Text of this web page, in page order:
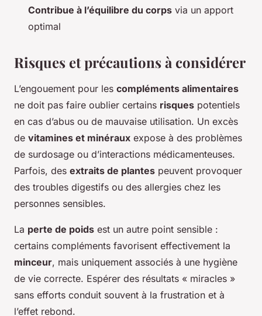
Contribue à l’équilibre du corps via un apport
optimal
Risques et précautions à considérer
L’engouement pour les compléments alimentaires
ne doit pas faire oublier certains risques potentiels
en cas d’abus ou de mauvaise utilisation. Un excès
de vitamines et minéraux expose à des problèmes
de surdosage ou d’interactions médicamenteuses.
Parfois, des extraits de plantes peuvent provoquer
des troubles digestifs ou des allergies chez les
personnes sensibles.
La perte de poids est un autre point sensible :
certains compléments favorisent effectivement la
minceur, mais uniquement associés à une hygiène
de vie correcte. Espérer des résultats « miracles »
sans efforts conduit souvent à la frustration et à
l’effet rebond.